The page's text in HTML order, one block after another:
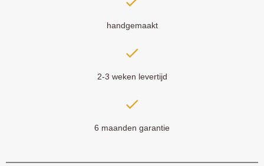
handgemaakt
2-3 weken levertijd
6 maanden garantie